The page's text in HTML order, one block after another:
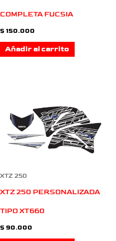
COMPLETA FUCSIA
$ 150.000
Añadir al carrito
XTZ 250
XTZ 250 PERSONALIZADA
TIPO XT660
$ 90.000